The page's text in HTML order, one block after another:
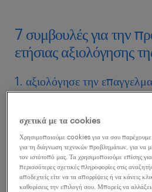
7 συμβουλές για την
ετήσιας αξιολόγησης
1. αξιολόγησε την
μία ειλικρινή αυτο-αξιολόγηση:
Αξιολόγησε τις επιδόσεις
τονίζοντας τόσο τις
σχετικά με τα cookies
Χρησιμοποιούμε cookies για να σου παρέχουμε
για τη διάγνωση τεχνικών προβλημάτων, για να
τον ιστότοπό μας. Τα χρησιμοποιούμε επίσης
περισσότερες σχετικές πληροφορίες στις
αποδεχτείς είτε να τα απορρίψεις ή να κάνεις
καθορίσεις την επιλογή σου. Μπορείς να